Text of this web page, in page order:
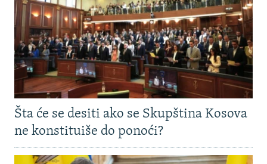
Šta će se desiti ako se Skupština Kosova
ne konstituiše do ponoći?